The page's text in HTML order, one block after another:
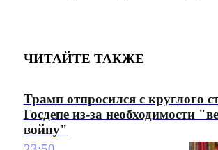
ЧИТАЙТЕ ТАКЖЕ
Трамп отпросился с круглого
Госдепе из-за необходимости
войну"